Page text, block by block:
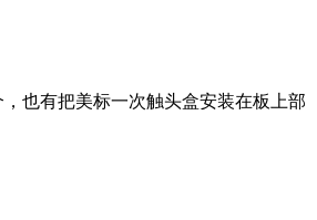
也有把美标一次触头盒安装在板上部